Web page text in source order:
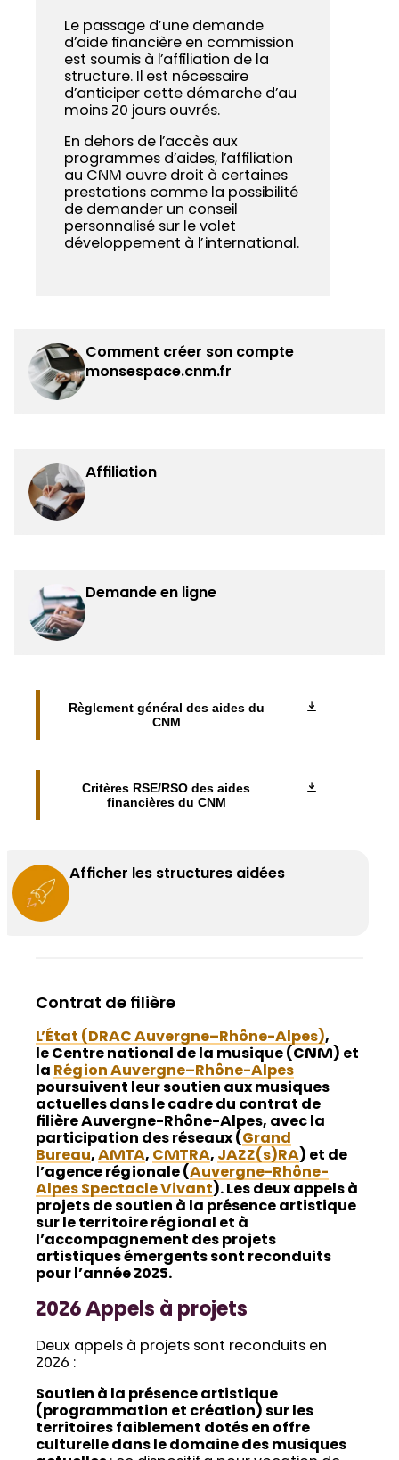
Le passage d’une demande
d’aide financière en commission
est soumis à l’affiliation de la
structure. Il est nécessaire
d’anticiper cette démarche d’au
moins 20 jours ouvrés.
En dehors de l’accès aux
programmes d’aides, l’affiliation
au CNM ouvre droit à certaines
prestations comme la possibilité
de demander un conseil
personnalisé sur le volet
développement à l’international.
Comment créer son compte
monsespace.cnm.fr
Affiliation
Demande en ligne
Règlement général des aides du
CNM
Critères RSE/RSO des aides
financières du CNM
Afficher les structures aidées
Contrat de filière
L’État (DRAC Auvergne–Rhône-Alpes),
le Centre national de la musique (CNM) et
la Région Auvergne–Rhône-Alpes
poursuivent leur soutien aux musiques
actuelles dans le cadre du contrat de
filière Auvergne-Rhône-Alpes, avec la
participation des réseaux ( Grand
Bureau, AMTA, CMTRA, JAZZ(s)RA) et de
l’agence régionale (Auvergne-Rhône-
Alpes Spectacle Vivant). Les deux appels à
projets de soutien à la présence artistique
sur le territoire régional et à
l’accompagnement des projets
artistiques émergents sont reconduits
pour l’année 2025.
2026 Appels à projets
Deux appels à projets sont reconduits en
2026 :
Soutien à la présence artistique
(programmation et création) sur les
territoires faiblement dotés en offre
culturelle dans le domaine des musiques